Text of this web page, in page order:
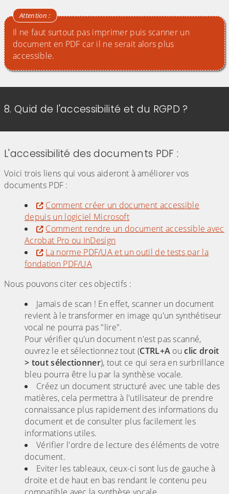
Il ne faut surtout pas imprimer puis scanner un
document en PDF car il ne serait alors plus
accessible.
8. Quid de l'accessibilité et du RGPD ?
L'accessibilité des documents PDF :
Voici trois liens qui vous aideront à améliorer vos
documents PDF :
Comment créer un document accessible
depuis un logiciel Microsoft
Comment rendre un document accessible avec
Acrobat Pro ou InDesign
La norme PDF/UA et un outil de tests par la
fondation PDF/UA
Nous pouvons citer ces objectifs :
Jamais de scan ! En effet, scanner un document
revient à le transformer en image qu'un synthétiseur
vocal ne pourra pas "lire".
Pour vérifier qu'un document n'est pas scanné,
ouvrez le et sélectionnez tout (CTRL+A ouclic droit
> tout sélectionner), tout ce qui sera en surbrillance
bleu pourra être lu par la synthèse vocale.
Créez un document structuré avec une table des
matières, cela permettra à l'utilisateur de prendre
connaissance plus rapidement des informations du
document et de consulter plus facilement les
informations utiles.
Vérifier l'ordre de lecture des éléments de votre
document.
Eviter les tableaux, ceux-ci sont lus de gauche à
droite et de haut en bas rendant le contenu peu